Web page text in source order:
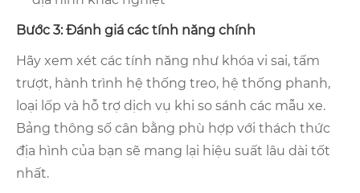
Bước 3: Đánh giá các tính năng chính
Hãy xem xét các tính năng như khóa vi sai, tấm
trượt, hành trình hệ thống treo, hệ thống phanh,
loại lốp và hỗ trợ dịch vụ khi so sánh các mẫu xe.
Bảng thông số cân bằng phù hợp với thách thức
địa hình của bạn sẽ mang lại hiệu suất lâu dài tốt
nhất.